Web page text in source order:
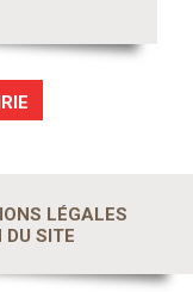
LÉGALES
DU SITE